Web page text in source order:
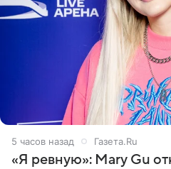
5 часов назад Газета.Ru
«Я ревную»: Mary Gu